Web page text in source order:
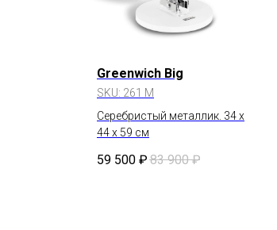
Greenwich Big
SKU: 261 M
Серебристый металлик. 34 x
44 x 59 см
59 500 ₽ 83 900 ₽